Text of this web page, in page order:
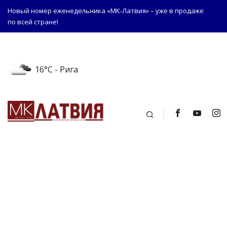
Новый номер еженедельника «МК-Латвия» – уже в продаже
по всей стране!
16°C - Рига
Поиск